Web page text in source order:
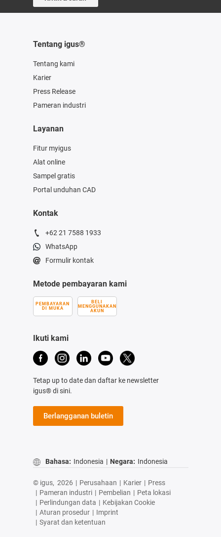
Tentang igus®
Tentang kami
Karier
Press Release
Pameran industri
Layanan
Fitur myigus
Alat online
Sampel gratis
Portal unduhan CAD
Kontak
+62 21 7588 1933
WhatsApp
Formulir kontak
Metode pembayaran kami
PEMBAYARAN
DI MUKA
BELI
MENGGUNAKAN
AKUN
Ikuti kami
Tetap up to date dan daftar ke newsletter
igus® di sini.
Berlangganan buletin
Bahasa: Indonesia | Negara: Indonesia
© igus, 2026 | Perusahaan | Karier | Press
| Pameran industri | Pembelian | Peta lokasi
| Perlindungan data | Kebijakan Cookie
| Aturan prosedur | Imprint
| Syarat dan ketentuan